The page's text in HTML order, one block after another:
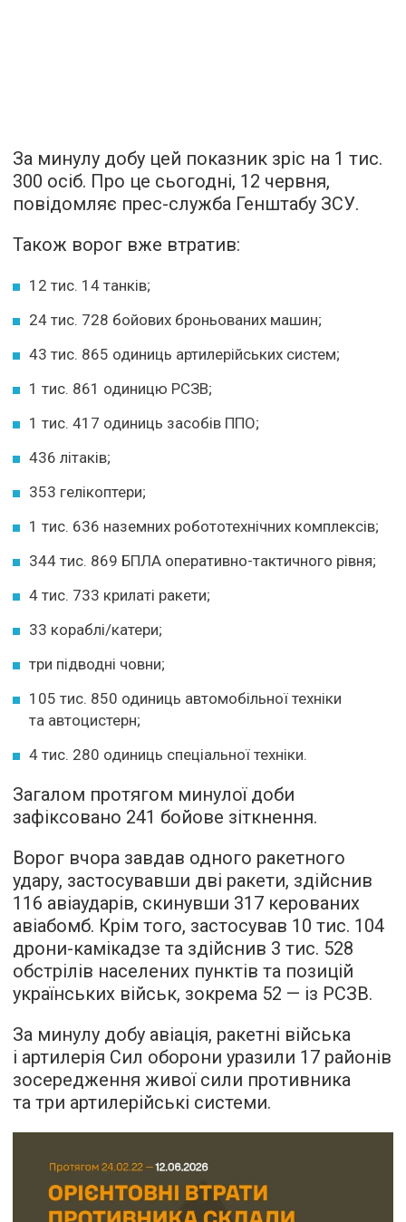
За минулу добу цей показник зріс на 1 тис.
300 осіб. Про це сьогодні, 12 червня,
повідомляє прес-служба Генштабу ЗСУ.
Також ворог вже втратив:
12 тис. 14 танків;
24 тис. 728 бойових броньованих машин;
43 тис. 865 одиниць артилерійських систем;
1 тис. 861 одиницю РСЗВ;
1 тис. 417 одиниць засобів ППО;
436 літаків;
353 гелікоптери;
1 тис. 636 наземних робототехнічних комплексів;
344 тис. 869 БПЛА оперативно-тактичного рівня;
4 тис. 733 крилаті ракети;
33 кораблі/катери;
три підводні човни;
105 тис. 850 одиниць автомобільної техніки
та автоцистерн;
4 тис. 280 одиниць спеціальної техніки.
Загалом протягом минулої доби
зафіксовано 241 бойове зіткнення.
Ворог вчора завдав одного ракетного
удару, застосувавши дві ракети, здійснив
116 авіаударів, скинувши 317 керованих
авіабомб. Крім того, застосував 10 тис. 104
дрони-камікадзе та здійснив 3 тис. 528
обстрілів населених пунктів та позицій
українських військ, зокрема 52 — із РСЗВ.
За минулу добу авіація, ракетні війська
і артилерія Сил оборони уразили 17 районів
зосередження живої сили противника
та три артилерійські системи.